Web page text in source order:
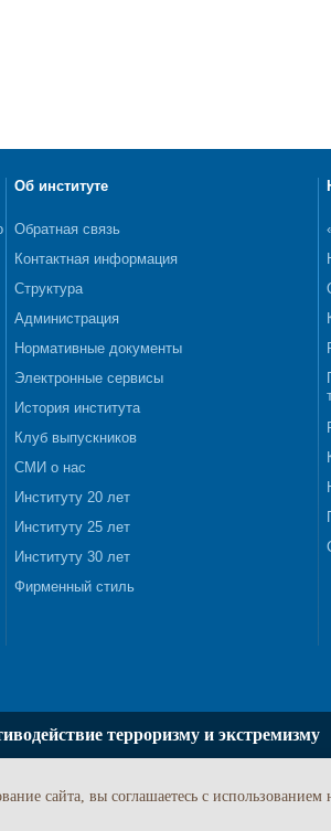
Об институте
Обратная связь
Контактная информация
Структура
Администрация
Нормативные документы
Электронные сервисы
История института
Клуб выпускников
СМИ о нас
Институту 20 лет
Институту 25 лет
Институту 30 лет
Фирменный стиль
терроризму и экстремизму
сайта, вы соглашаетесь c использованием